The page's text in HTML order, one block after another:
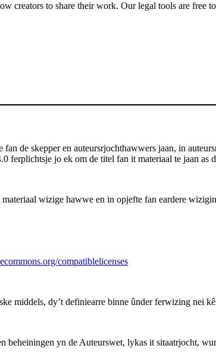
creators to share their work. Our legal tools are free
de skepper en auteursrjochthawwers jaan, in
ferplichtsje jo ek om de titel fan it materiaal te jaan as
wizige hawwe en in opjefte fan eardere
compatiblelicenses
middels, dy’t definiearre binne ûnder ferwizing nei
beheiningen yn de Auteurswet, lykas it sitaatrjocht,